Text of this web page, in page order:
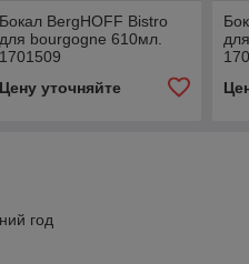
Бокал BergHOFF Bistro
для bourgogne 610мл.
1701509
Цену уточняйте
год